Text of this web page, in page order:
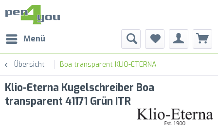
Menü
Übersicht Boa transparent KLIO-ETERNA
Klio-Eterna Kugelschreiber Boa
transparent 41171 Grün ITR